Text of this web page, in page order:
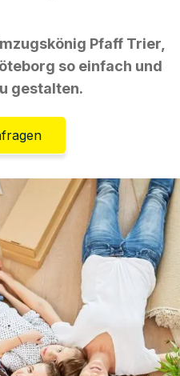
Pfaff Trier,
so einfach und
gestalten.